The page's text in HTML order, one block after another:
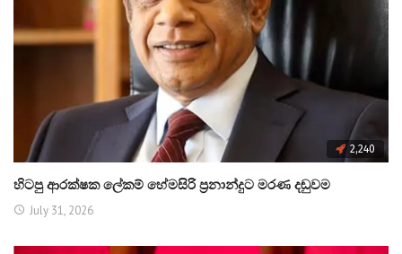
2,240
හිටපු ආරක්ෂක ලේකම් හේමසිරි ප්‍රනාන්දුට මරණ දඬුවම
July 31, 2026